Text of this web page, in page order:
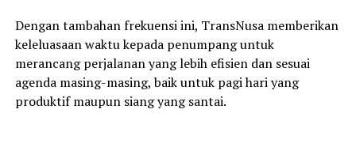
Dengan tambahan frekuensi ini, TransNusa memberikan
keleluasaan waktu kepada penumpang untuk
merancang perjalanan yang lebih efisien dan sesuai
agenda masing-masing, baik untuk pagi hari yang
produktif maupun siang yang santai.